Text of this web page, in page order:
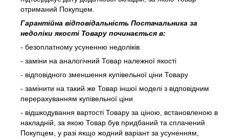
отриманий Покупцем.
Гарантійна відповідальність Постачальника за
недоліки якості Товару починається в:
- безоплатному усуненню недоліків
- заміни на аналогічний Товар належної якості
- відповідного зменшення купівельної ціни Товару
- замінити на такий же Товар іншої моделі з відповідним
перерахуванням купівельної ціни
- відшкодування вартості Товару за ціною, встановленою в
накладній, за якою Товар був придбаний та сплачений
Покупцем, у разі якщо жодний варіант за усуненням,